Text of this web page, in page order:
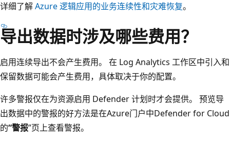
详细了解Azure 逻辑应用的业务连续性和灾难恢复。
导出数据时涉及哪些费用？
启用连续导出不会产生费用。 在 Log Analytics 工作区中引入和
保留数据可能会产生费用，具体取决于你的配置。
许多警报仅在为资源启用 Defender 计划时才会提供。 预览导
出数据中的警报的好方法是在Azure门户中Defender for Cloud
的“警报”页上查看警报。